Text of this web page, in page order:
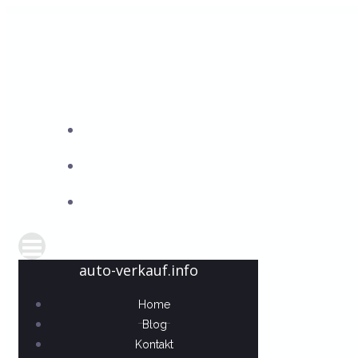
auto-verkauf.info
Home
Blog
Kontakt